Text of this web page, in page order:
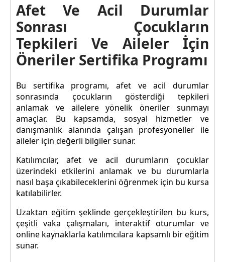
Afet Ve Acil Durumlar
Sonrası Çocukların
Tepkileri Ve Aileler İçin
Öneriler Sertifika Programı
Bu sertifika programı, afet ve acil durumlar
sonrasında çocukların gösterdiği tepkileri
anlamak ve ailelere yönelik öneriler sunmayı
amaçlar. Bu kapsamda, sosyal hizmetler ve
danışmanlık alanında çalışan profesyoneller ile
aileler için değerli bilgiler sunar.
Katılımcılar, afet ve acil durumların çocuklar
üzerindeki etkilerini anlamak ve bu durumlarla
nasıl başa çıkabileceklerini öğrenmek için bu kursa
katılabilirler.
Uzaktan eğitim şeklinde gerçekleştirilen bu kurs,
çeşitli vaka çalışmaları, interaktif oturumlar ve
online kaynaklarla katılımcılara kapsamlı bir eğitim
sunar.